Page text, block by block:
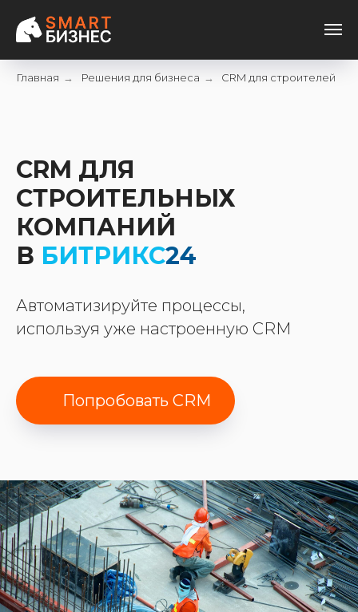
Главная → Решения для бизнеса → CRM для строителей
CRM ДЛЯ
СТРОИТЕЛЬНЫХ
КОМПАНИЙ
В БИТРИКС24
Автоматизируйте процессы,
используя уже настроенную CRM
Попробовать CRM